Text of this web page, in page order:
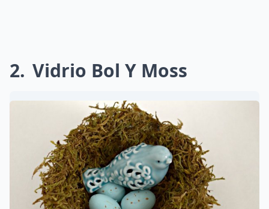
2 Vidrio Bol Y Moss